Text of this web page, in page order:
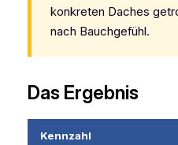
konkreten Daches
nach Bauchgefühl.
Das Ergebnis
Kennzahl